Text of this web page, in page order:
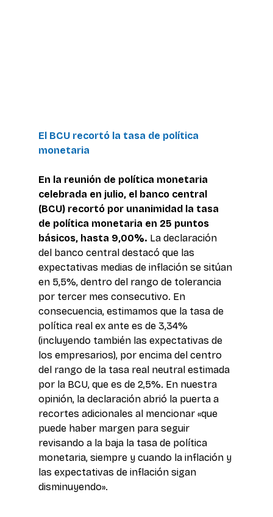
El BCU recortó la tasa de política
monetaria
En la reunión de política monetaria
celebrada en julio, el banco central
(BCU) recortó por unanimidad la tasa
de política monetaria en 25 puntos
básicos, hasta 9,00%. La declaración
del banco central destacó que las
expectativas medias de inflación se sitúan
en 5,5%, dentro del rango de tolerancia
por tercer mes consecutivo. En
consecuencia, estimamos que la tasa de
política real ex ante es de 3,34%
(incluyendo también las expectativas de
los empresarios), por encima del centro
del rango de la tasa real neutral estimada
por la BCU, que es de 2,5%. En nuestra
opinión, la declaración abrió la puerta a
recortes adicionales al mencionar «que
puede haber margen para seguir
revisando a la baja la tasa de política
monetaria, siempre y cuando la inflación y
las expectativas de inflación sigan
disminuyendo».